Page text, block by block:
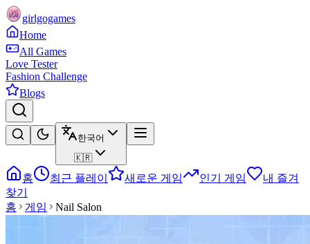
girlgogames
Home
All Games
Love Tester
Fashion Challenge
Blogs
한국어
🇰🇷
홈 최근 플레이 새로운 게임 인기 게임
내 즐겨
찾기
홈
게임 Nail Salon